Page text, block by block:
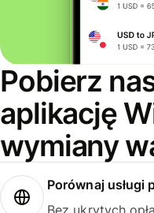
Pobierz
aplikację
wymiany
Porównaj usługi